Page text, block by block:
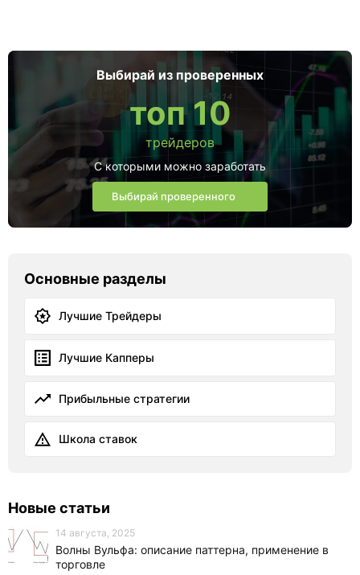
Выбирай из проверенных
топ 10
трейдеров
С которыми можно заработать
Выбирай проверенного
Основные разделы
Лучшие Трейдеры
Лучшие Капперы
Прибыльные стратегии
Школа ставок
Новые статьи
14 августа, 2025
Волны Вульфа: описание паттерна, применение в
торговле